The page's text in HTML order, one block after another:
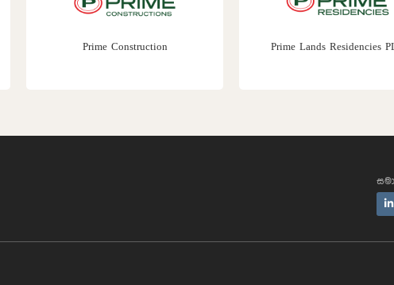
Prime Construction Prime Lands Residencies